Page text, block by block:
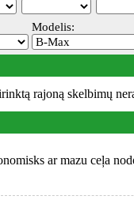
Modelis:
rajoną skelbimų
ar mazu ceļa